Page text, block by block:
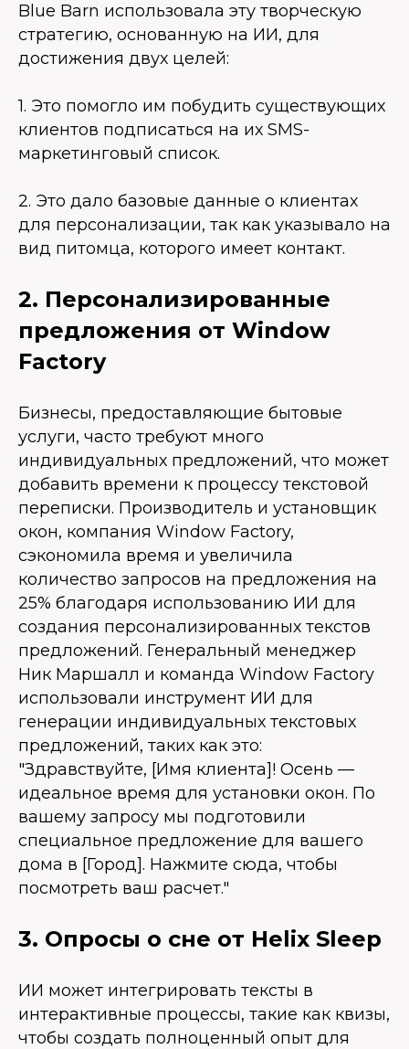
Blue Barn использовала эту творческую
стратегию, основанную на ИИ, для
достижения двух целей:
1. Это помогло им побудить существующих
клиентов подписаться на их SMS-
маркетинговый список.
2. Это дало базовые данные о клиентах
для персонализации, так как указывало на
вид питомца, которого имеет контакт.
2. Персонализированные
предложения от Window
Factory
Бизнесы, предоставляющие бытовые
услуги, часто требуют много
индивидуальных предложений, что может
добавить времени к процессу текстовой
переписки. Производитель и установщик
окон, компания Window Factory,
сэкономила время и увеличила
количество запросов на предложения на
25% благодаря использованию ИИ для
создания персонализированных текстов
предложений. Генеральный менеджер
Ник Маршалл и команда Window Factory
использовали инструмент ИИ для
генерации индивидуальных текстовых
предложений, таких как это:
"Здравствуйте, [Имя клиента]! Осень —
идеальное время для установки окон. По
вашему запросу мы подготовили
специальное предложение для вашего
дома в [Город]. Нажмите сюда, чтобы
посмотреть ваш расчет."
3. Опросы о сне от Helix Sleep
ИИ может интегрировать тексты в
интерактивные процессы, такие как квизы,
чтобы создать полноценный опыт для